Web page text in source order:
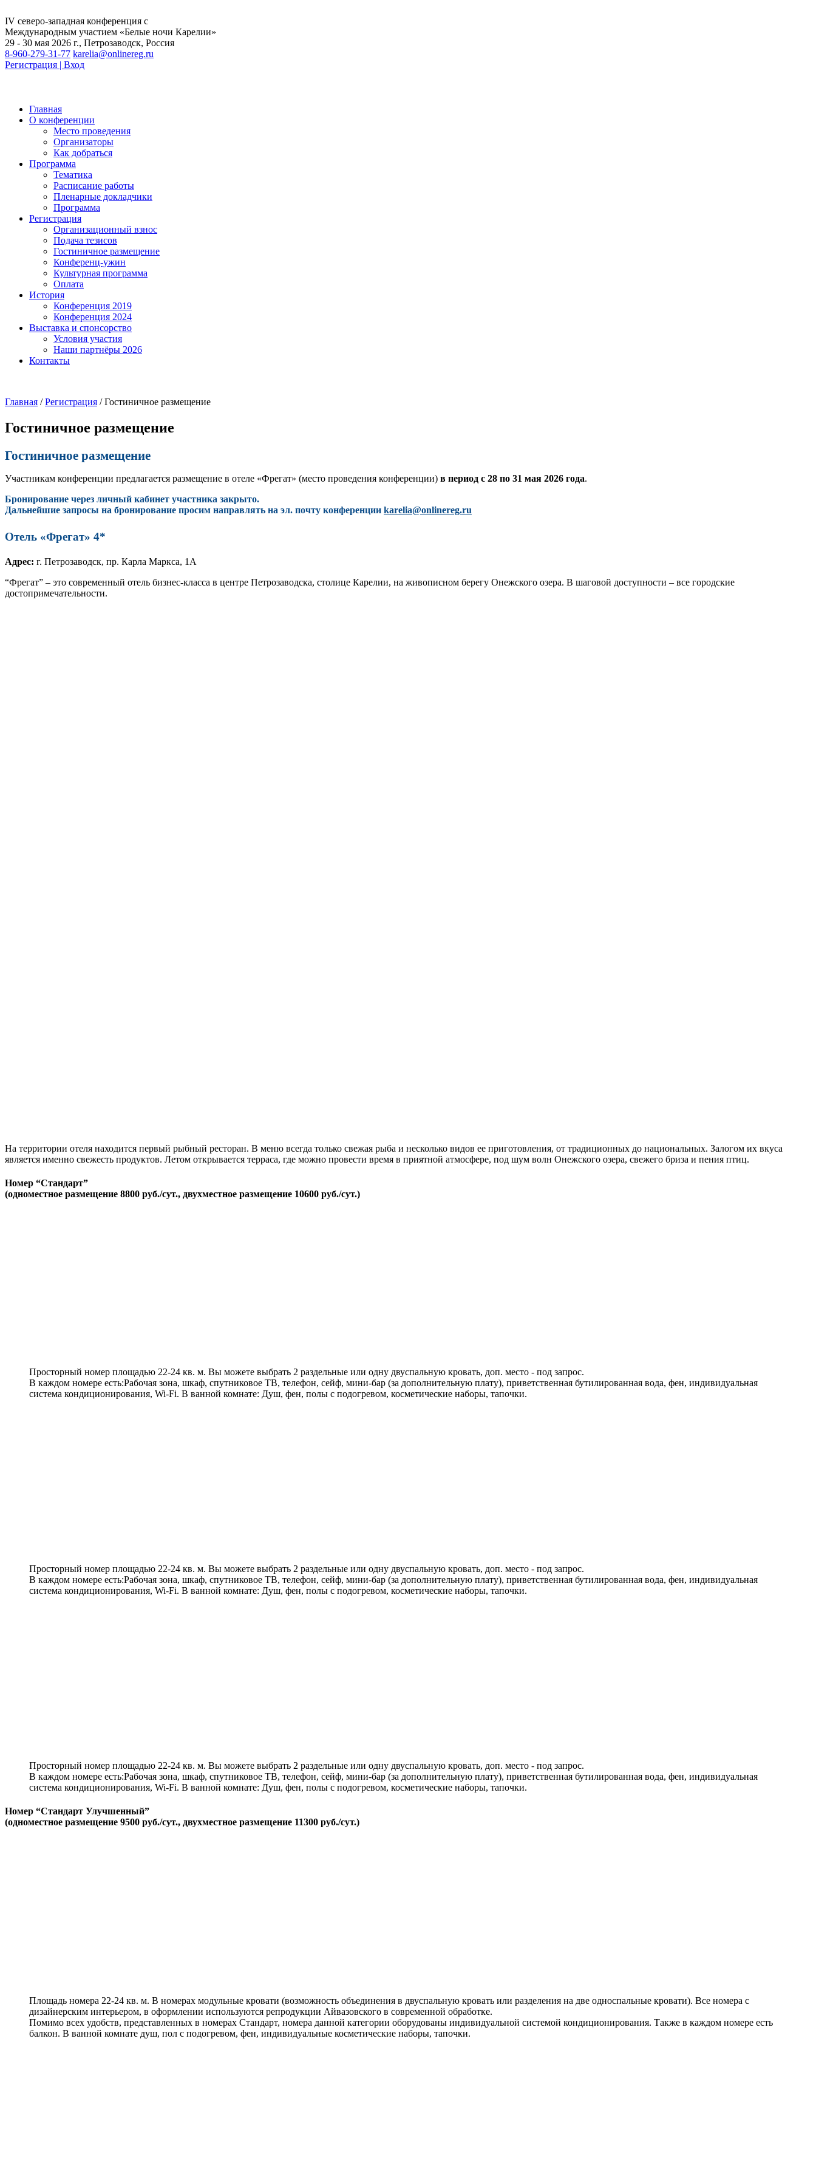
IV северо-западная конференция с
Международным участием «Белые ночи Карелии»
29 - 30 мая 2026 г., Петрозаводск, Россия
8-960-279-31-77 karelia@onlinereg.ru
Регистрация | Вход
Главная
О конференции
Место проведения
Организаторы
Как добраться
Программа
Тематика
Расписание работы
Пленарные докладчики
Программа
Регистрация
Организационный взнос
Подача тезисов
Гостиничное размещение
Конференц-ужин
Культурная программа
Оплата
История
Конференция 2019
Конференция 2024
Выставка и спонсорство
Условия участия
Наши партнёры 2026
Контакты
Главная /Регистрация /Гостиничное размещение
Гостиничное размещение
Гостиничное размещение
Участникам конференции предлагается размещение в отеле «Фрегат» (место проведения конференции) в период с 28 по 31 мая 2026 года.
Бронирование через личный кабинет участника закрыто.
Дальнейшие запросы на бронирование просим направлять на эл. почту конференции karelia@onlinereg.ru
Отель «Фрегат» 4*
Адрес: г. Петрозаводск, пр. Карла Маркса, 1А
“Фрегат” – это современный отель бизнес-класса в центре Петрозаводска, столице Карелии, на живописном берегу Онежского озера. В шаговой доступности – все городские
достопримечательности.
На территории отеля находится первый рыбный ресторан. В меню всегда только свежая рыба и несколько видов ее приготовления, от традиционных до национальных. Залогом их вкуса
является именно свежесть продуктов. Летом открывается терраса, где можно провести время в приятной атмосфере, под шум волн Онежского озера, свежего бриза и пения птиц.
Номер “Стандарт”
(одноместное размещение 8800 руб./сут., двухместное размещение 10600 руб./сут.)
Просторный номер площадью 22-24 кв. м. Вы можете выбрать 2 раздельные или одну двуспальную кровать, доп. место - под запрос.
В каждом номере есть:Рабочая зона, шкаф, спутниковое ТВ, телефон, сейф, мини-бар (за дополнительную плату), приветственная бутилированная вода, фен, индивидуальная
система кондиционирования, Wi-Fi. В ванной комнате: Душ, фен, полы с подогревом, косметические наборы, тапочки.
Просторный номер площадью 22-24 кв. м. Вы можете выбрать 2 раздельные или одну двуспальную кровать, доп. место - под запрос.
В каждом номере есть:Рабочая зона, шкаф, спутниковое ТВ, телефон, сейф, мини-бар (за дополнительную плату), приветственная бутилированная вода, фен, индивидуальная
система кондиционирования, Wi-Fi. В ванной комнате: Душ, фен, полы с подогревом, косметические наборы, тапочки.
Просторный номер площадью 22-24 кв. м. Вы можете выбрать 2 раздельные или одну двуспальную кровать, доп. место - под запрос.
В каждом номере есть:Рабочая зона, шкаф, спутниковое ТВ, телефон, сейф, мини-бар (за дополнительную плату), приветственная бутилированная вода, фен, индивидуальная
система кондиционирования, Wi-Fi. В ванной комнате: Душ, фен, полы с подогревом, косметические наборы, тапочки.
Номер “Стандарт Улучшенный”
(одноместное размещение 9500 руб./сут., двухместное размещение 11300 руб./сут.)
Площадь номера 22-24 кв. м. В номерах модульные кровати (возможность объединения в двуспальную кровать или разделения на две односпальные кровати). Все номера с
дизайнерским интерьером, в оформлении используются репродукции Айвазовского в современной обработке.
Помимо всех удобств, представленных в номерах Стандарт, номера данной категории оборудованы индивидуальной системой кондиционирования. Также в каждом номере есть
балкон. В ванной комнате душ, пол с подогревом, фен, индивидуальные косметические наборы, тапочки.